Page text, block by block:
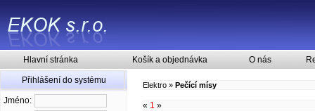
Hlavní stránka Košík a objednávka O nás
Přihlášení do systému
Jméno:
Elektro » Pečící mísy
« 1 »